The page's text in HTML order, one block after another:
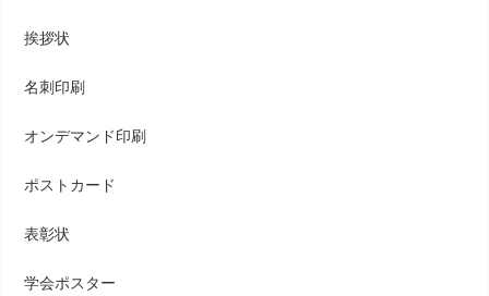
挨拶状
名刺印刷
オンデマンド印刷
ポストカード
表彰状
学会ポスター